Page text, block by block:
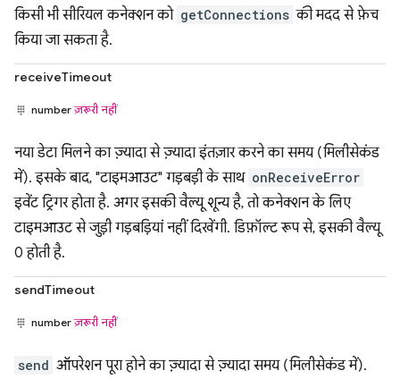
किसी भी सीरियल कनेक्शन को getConnections की मदद से फ़ेच
किया जा सकता है.
receiveTimeout
numberज़रूरी नहीं
नया डेटा मिलने का ज़्यादा से ज़्यादा इंतज़ार करने का समय (मिलीसेकंड
में). इसके बाद, "टाइमआउट" गड़बड़ी के साथ onReceiveError
इवेंट ट्रिगर होता है. अगर इसकी वैल्यू शून्य है, तो कनेक्शन के लिए
टाइमआउट से जुड़ी गड़बड़ियां नहीं दिखेंगी. डिफ़ॉल्ट रूप से, इसकी वैल्यू
0 होती है.
sendTimeout
numberज़रूरी नहीं
send ऑपरेशन पूरा होने का ज़्यादा से ज़्यादा समय (मिलीसेकंड में).